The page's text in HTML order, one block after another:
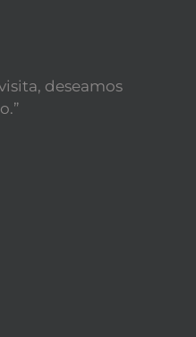
deseamos